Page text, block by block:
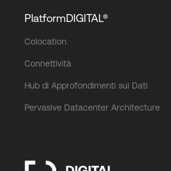
PlatformDIGITAL®
Colocation
Connettività
Hub di Approfondimenti sui Dati
Pervasive Datacenter Architecture